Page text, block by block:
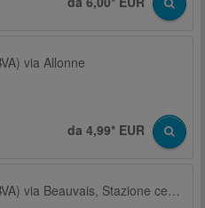
via Allonne
da 4,99* EUR
Aeroporto di Beauvais Tillé (BVA) via Beauvais, Stazione centrale